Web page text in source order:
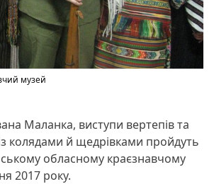
музей
Маланка, виступи вертепів та
колядами й щедрівками пройдуть
обласному краєзнавчому
2017 року.